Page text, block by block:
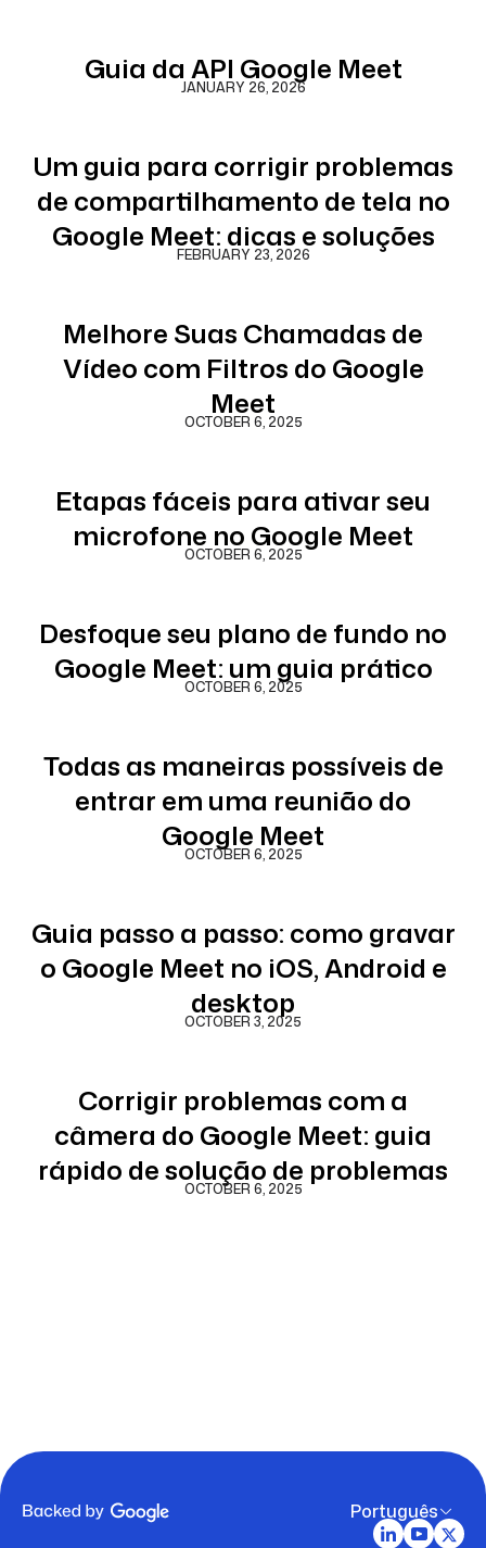
Guia da API Google Meet
JANUARY 26, 2026
Um guia para corrigir problemas
de compartilhamento de tela no
Google Meet: dicas e soluções
FEBRUARY 23, 2026
Melhore Suas Chamadas de
Vídeo com Filtros do Google
Meet
OCTOBER 6, 2025
Etapas fáceis para ativar seu
microfone no Google Meet
OCTOBER 6, 2025
Desfoque seu plano de fundo no
Google Meet: um guia prático
OCTOBER 6, 2025
Todas as maneiras possíveis de
entrar em uma reunião do
Google Meet
OCTOBER 6, 2025
Guia passo a passo: como gravar
o Google Meet no iOS, Android e
desktop
OCTOBER 3, 2025
Corrigir problemas com a
câmera do Google Meet: guia
rápido de solução de problemas
OCTOBER 6, 2025
Português